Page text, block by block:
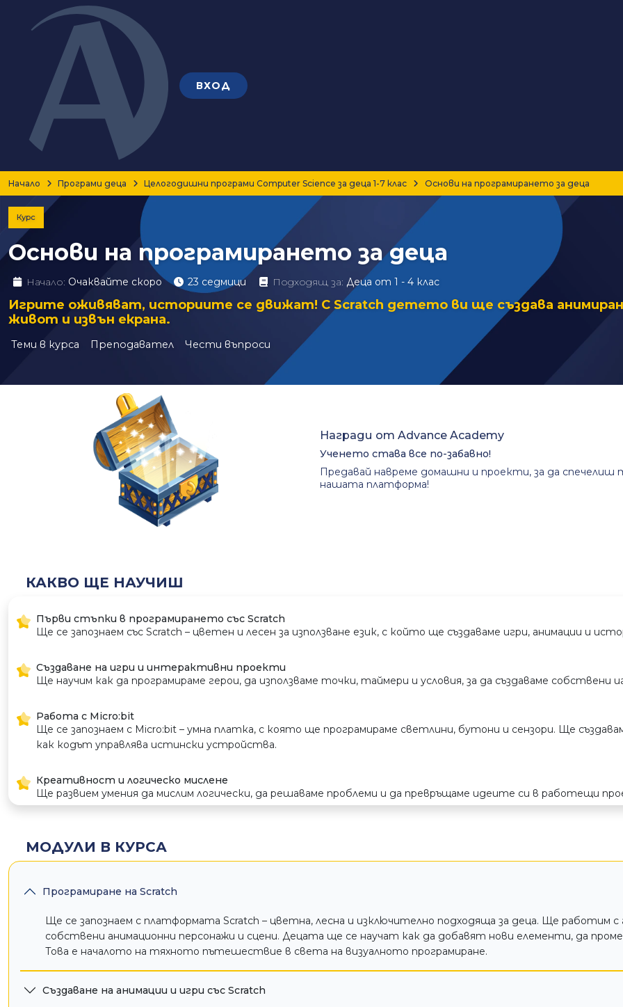
ВХОД
Начало Програми деца Целогодишни програми Computer Science за деца 1-7 клас Основи на програмирането за деца
Курс
Основи на програмирането за деца
Начало: Очаквайте скоро 23 седмици Подходящ за: Деца от 1 - 4 клас
Игрите оживяват, историите се движат! С Scratch детето ви ще създава
живот и извън екрана.
Теми в курса Преподавател
Чести въпроси
Награди от Advance Academy
Ученето става все по-забавно!
Предавай навреме домашни и проекти, за да
нашата платформа!
КАКВО ЩЕ НАУЧИШ
Първи стъпки в програмирането със Scratch
Ще се запознаем със Scratch – цветен и лесен за използване език, с който ще създаваме игри, анимации и
Създаване на игри и интерактивни проекти
Ще научим как да програмираме герои, да използваме точки, таймери и условия, за да създаваме собствени
Работа с Micro:bit
Ще се запознаем с Micro:bit – умна платка, с която ще програмираме светлини, бутони и сензори. Ще
как кодът управлява истински устройства.
Креативност и логическо мислене
Ще развием умения да мислим логически, да решаваме проблеми и да превръщаме идеите си в работещи
МОДУЛИ В КУРСА
Програмиране на Scratch
Ще се запознаем с платформата Scratch – цветна, лесна и изключително подходяща за деца. Ще работим
собствени анимационни персонажи и сцени. Децата ще се научат как да добавят нови елементи, да
Това е началото на тяхното пътешествие в света на визуалното програмиране.
Създаване на анимации и игри със Scratch